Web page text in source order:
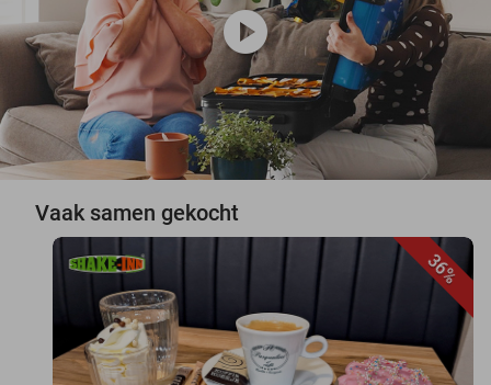
play_circle
Vaak samen gekocht
36%